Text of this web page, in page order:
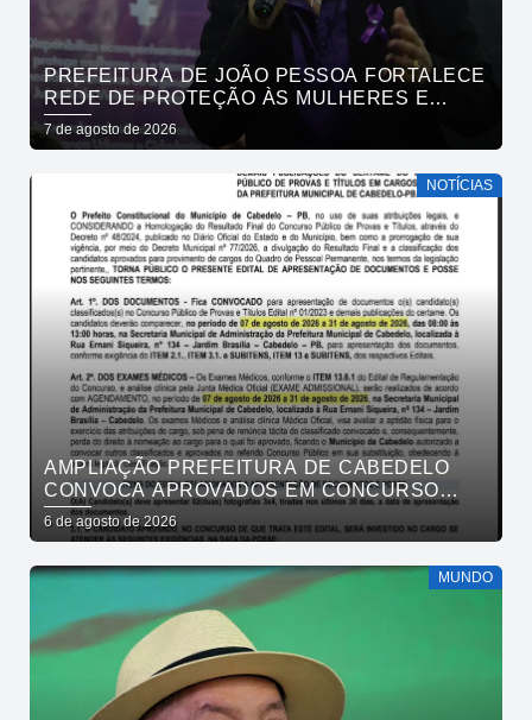
PREFEITURA DE JOÃO PESSOA FORTALECE
REDE DE PROTEÇÃO ÀS MULHERES E
ENTENDE QUE ACOLHER É SALVAR VIDAS
7 de agosto de 2026
NOTÍCIAS
AMPLIAÇÃO PREFEITURA DE CABEDELO
CONVOCA APROVADOS EM CONCURSO
PÚBLICO DA SAÚDE PARA APRESENTAÇÃO
DE DOCUMENTOS
6 de agosto de 2026
MUNDO